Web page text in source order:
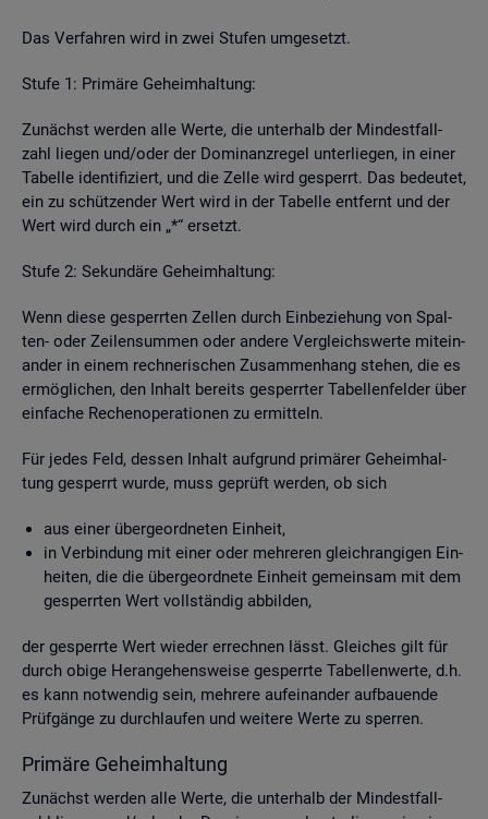
Das Ver­fah­ren wird in zwei Stu­fen um­ge­setzt.
Stufe 1: Pri­mä­re Ge­heim­hal­tung:
Zu­nächst wer­den alle Werte, die un­ter­halb der Min­dest­fall­
zahl lie­gen und/oder der Do­mi­nanz­re­gel un­ter­lie­gen, in einer
Ta­bel­le iden­ti­fi­ziert, und die Zelle wird ge­sperrt. Das be­deu­tet,
ein zu schüt­zen­der Wert wird in der Ta­bel­le ent­fernt und der
Wert wird durch ein „*“ er­setzt.
Stufe 2: Se­kun­dä­re Ge­heim­hal­tung:
Wenn diese ge­sperr­ten Zel­len durch Ein­be­zie­hung von Spal­
ten- oder Zei­len­sum­men oder an­de­re Ver­gleichs­wer­te mit­ein­
an­der in einem rech­ne­ri­schen Zu­sam­men­hang ste­hen, die es
er­mög­li­chen, den In­halt be­reits ge­sperr­ter Ta­bel­len­fel­der über
ein­fa­che Re­chen­ope­ra­tio­nen zu er­mit­teln.
Für jedes Feld, des­sen In­halt auf­grund pri­mä­rer Ge­heim­hal­
tung ge­sperrt wurde, muss ge­prüft wer­den, ob sich
aus einer über­ge­ord­ne­ten Ein­heit,
in Ver­bin­dung mit einer oder meh­re­ren gleich­ran­gi­gen Ein­
hei­ten, die die über­ge­ord­ne­te Ein­heit ge­mein­sam mit dem
ge­sperr­ten Wert voll­stän­dig ab­bil­den,
der ge­sperr­te Wert wie­der er­rech­nen lässt. Glei­ches gilt für
durch obige Her­an­ge­hens­wei­se ge­sperr­te Ta­bel­len­wer­te, d.h.
es kann not­wen­dig sein, meh­re­re auf­ein­an­der auf­bau­en­de
Prüf­gän­ge zu durch­lau­fen und wei­te­re Werte zu sper­ren.
Pri­mä­re Ge­heim­hal­tung
Zu­nächst wer­den alle Werte, die un­ter­halb der Min­dest­fall­